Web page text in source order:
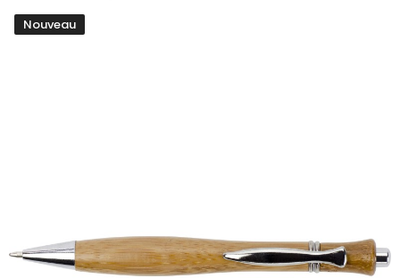
Nouveau